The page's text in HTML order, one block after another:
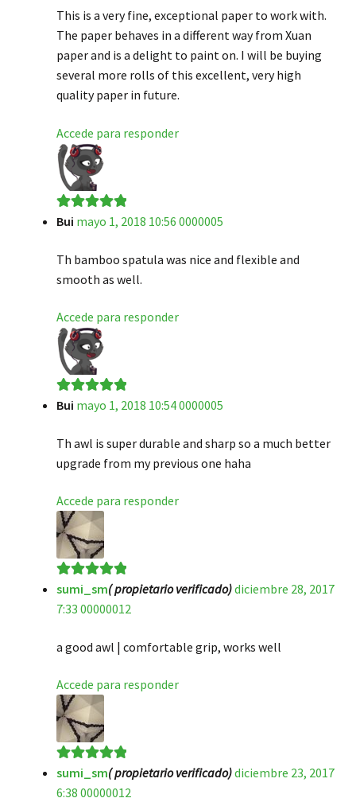
This is a very fine, exceptional paper to work with.
The paper behaves in a different way from Xuan
paper and is a delight to paint on. I will be buying
several more rolls of this excellent, very high
quality paper in future.
Accede para responder
Valorado en
5
Bui mayo 1, 2018 10:56 0000005
Th bamboo spatula was nice and flexible and
smooth as well.
Accede para responder
Valorado en
5
Bui mayo 1, 2018 10:54 0000005
Th awl is super durable and sharp so a much better
upgrade from my previous one haha
Accede para responder
Valorado en5
de 5
sumi_sm( propietario verificado)diciembre 28, 2017
7:33 00000012
a good awl | comfortable grip, works well
Accede para responder
Valorado en5
de 5
sumi_sm( propietario verificado)diciembre 23, 2017
6:38 00000012